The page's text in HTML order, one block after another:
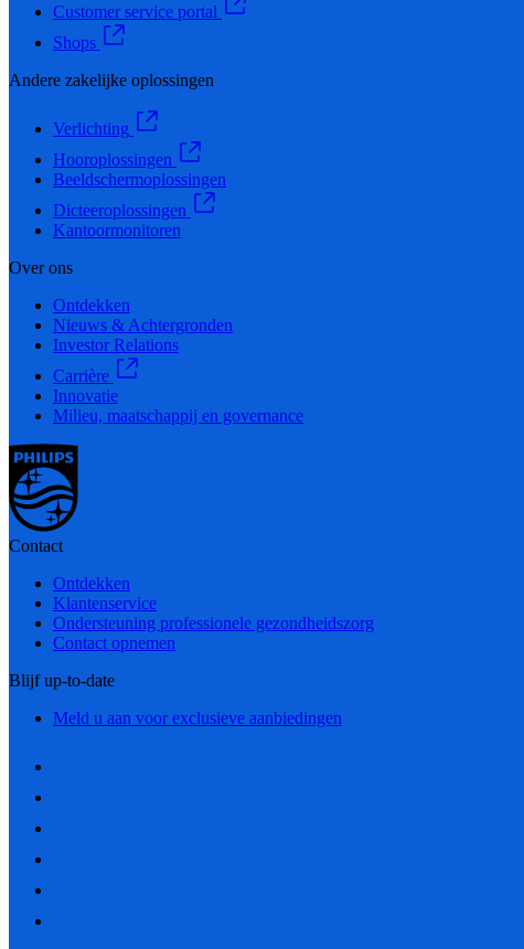
Customer service portal
Shops
Andere zakelijke oplossingen
Verlichting
Hooroplossingen
Beeldschermoplossingen
Dicteeroplossingen
Kantoormonitoren
Over ons
Ontdekken
Nieuws & Achtergronden
Investor Relations
Carrière
Innovatie
Milieu, maatschappij en governance
Contact
Ontdekken
Klantenservice
Ondersteuning professionele gezondheidszorg
Contact opnemen
Blijf up-to-date
Meld u aan voor exclusieve aanbiedingen